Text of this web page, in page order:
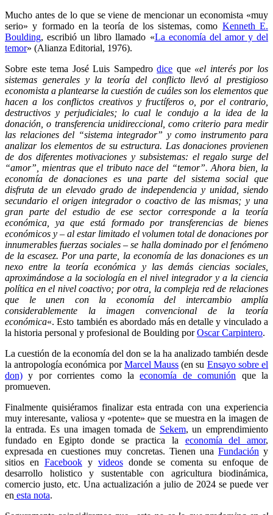
Mucho antes de lo que se viene de mencionar un economista «muy
serio» y formado en la teoría de los sistemas, como Kenneth E.
Boulding, escribió un libro llamado «La economía del amor y del
temor» (Alianza Editorial, 1976).
Sobre este tema José Luis Sampedrodice que «el interés por los
sistemas generales y la teoría del conflicto llevó al prestigioso
economista a plantearse la cuestión de cuáles son los elementos que
hacen a los conflictos creativos y fructíferos o, por el contrario,
destructivos y perjudiciales; lo cual le condujo a la idea de la
donación, o transferencia unidireccional, como criterio para medir
las relaciones del “sistema integrador” y como instrumento para
analizar los elementos de su estructura. Las donaciones provienen
de dos diferentes motivaciones y subsistemas: el regalo surge del
“amor”, mientras que el tributo nace del “temor”. Ahora bien, la
economía de donaciones es una parte del sistema social que
disfruta de un elevado grado de independencia y unidad, siendo
secundario el origen integrador o coactivo de las mismas; y una
gran parte del estudio de ese sector corresponde a la teoría
económica, ya que está formado por transferencias de bienes
económicos y – al estar limitado el volumen total de donaciones por
innumerables fuerzas sociales – se halla dominado por el fenómeno
de la escasez. Por una parte, la economía de las donaciones es un
nexo entre la teoría económica y las demás ciencias sociales,
aproximándose a la sociología en el nivel integrador y a la ciencia
política en el nivel coactivo; por otra, la compleja red de relaciones
que le unen con la economía del intercambio amplía
considerablemente la imagen convencional de la teoría
económica«. Esto también es abordado más en detalle y vinculado a
la historia personal y profesional de Boulding porOscar Carpintero.
La cuestión de la economía del don se la ha analizado también desde
la antropología económica porMarcel Mauss (en su Ensayo sobre el
don) y por corrientes como laeconomía de comunión que la
promueven.
Finalmente quisiéramos finalizar esta entrada con una experiencia
muy interesante, valiosa y «potente» que se muestra en la imagen de
la entrada. Es una imagen tomada de Sekem, un emprendimiento
fundado en Egipto donde se practica la economía del amor,
expresada en cuestiones muy concretas. Tienen una Fundación y
sitios en Facebooky videosdonde se comenta su enfoque de
desarrollo holistico y sustentable con agricultura biodinámica,
comercio justo, etc. Una actualización a julio de 2024 se puede ver
en esta nota.